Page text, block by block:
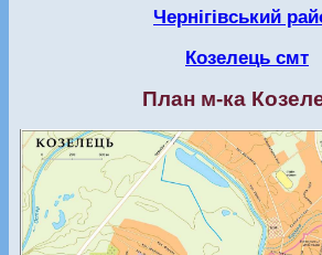
Чернігівський
Козелець смт
План м-ка